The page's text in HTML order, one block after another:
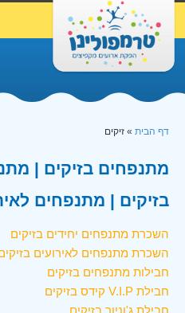
דף הבית » זיקים
מתנפחים בזיקים |
בזיקים | מתנפחים
השכרת מתנפחים יחידים בזיקים
השכרת מתנפחים לאירועים
חבילות מתנפחים בזיקים
חבילת V.I.P קידס בזיקים
חבילת ג'וניור בזיקים